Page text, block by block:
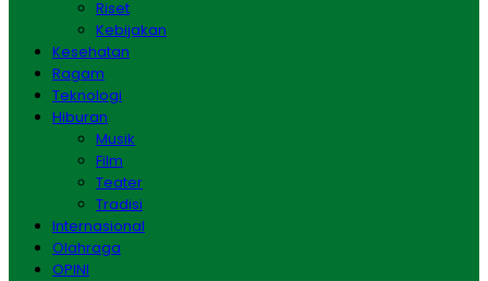
Riset
Kebijakan
Kesehatan
Ragam
Teknologi
Hiburan
Musik
Film
Teater
Tradisi
Internasional
Olahraga
OPINI